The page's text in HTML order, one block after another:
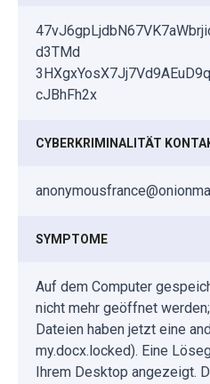
d3TMd
cJBhFh2x
CYBERKRIMINALITÄT
SYMPTOME
Auf dem Computer
nicht mehr geöffnet
Dateien haben jetzt eine
my.docx.locked). Eine
Ihrem Desktop angezeigt.